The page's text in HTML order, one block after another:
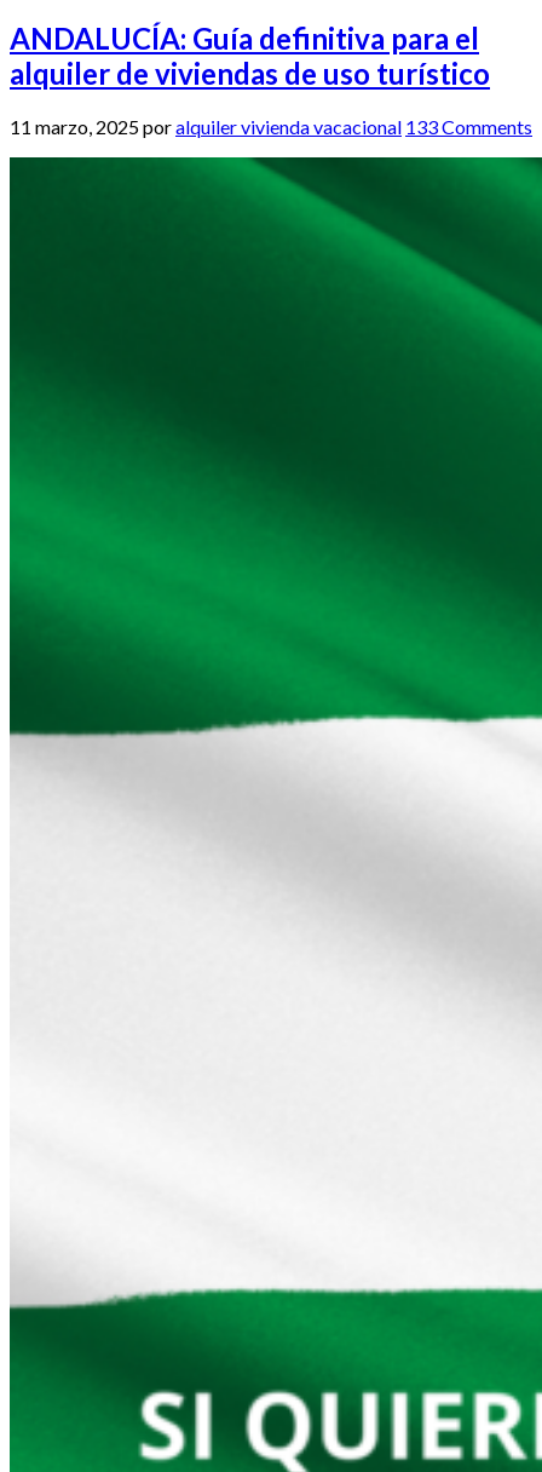
ANDALUCÍA: Guía definitiva para el
alquiler de viviendas de uso turístico
11 marzo, 2025poralquiler vivienda vacacional 133 Comments